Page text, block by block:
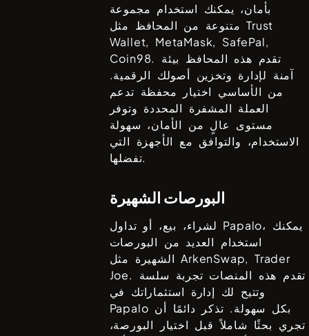
بأمان، يمكنك استخدام مجموعة
متنوعة من المحافظ مثلTrust
Wallet, MetaMask, SafePal,
Coin98. تقدم هذه المحافظ بيئة
آمنة لإدارة وتخزين أصولك الرقمية.
من الأساسي اختيار محفظة تدعم
العملة المشفرة المحددة وتوفر
مستوى عالٍ من الأمان، سهولة
الاستخدام، والتوافق مع الأجهزة التي
تفضلها.
البورصات الشهيرة
Papalo، يمكنك
استخدام العديد من البورصات
الشهيرة مثلArkenSwap, Trader
Joe. تقدم هذه المنصات تجربة سلسة
وتتيح لك إدارة استثماراتك في
Papalo
تجري بحثًا شاملاً قبل اختيار البورصة،